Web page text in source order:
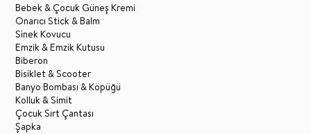
Bebek & Çocuk Güneş Kremi
Onarıcı Stick & Balm
Sinek Kovucu
Emzik & Emzik Kutusu
Biberon
Bisiklet & Scooter
Banyo Bombası & Köpüğü
Kolluk & Simit
Çocuk Sırt Çantası
Şapka